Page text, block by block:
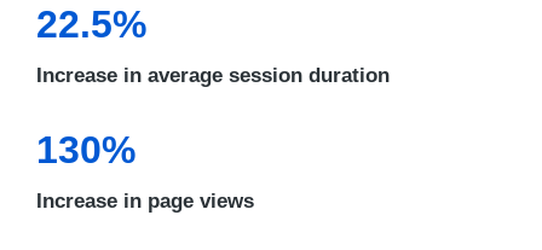
22.5%
Increase in average session duration
130%
Increase in page views